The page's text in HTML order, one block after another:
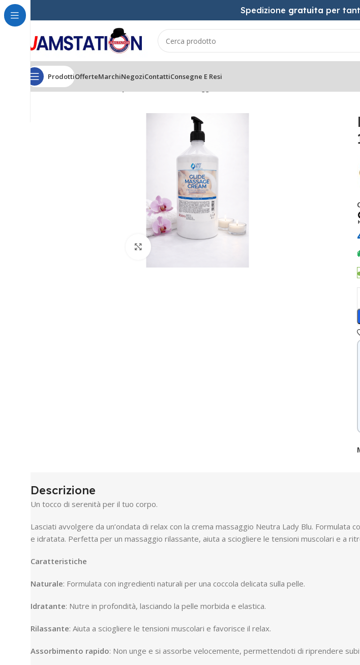
Spedizione gratuita per
ProdottiOfferteMarchiNegoziContattiConsegne E Resi
Home CORPO
Descrizione
Un tocco di serenità per il tuo corpo.
Lasciati avvolgere da un’ondata di relax con la crema massaggio Neutra Lady Blu.
e idratata. Perfetta per un massaggio rilassante, aiuta a sciogliere le tensioni muscolari e a
Caratteristiche
Naturale: Formulata con ingredienti naturali per una coccola delicata sulla pelle.
Idratante: Nutre in profondità, lasciando la pelle morbida e elastica.
Rilassante: Aiuta a sciogliere le tensioni muscolari e favorisce il relax.
Assorbimento rapido: Non unge e si assorbe velocemente, permettendoti di riprendere